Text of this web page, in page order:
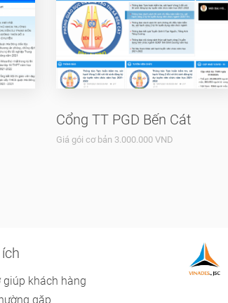
Cổng TT PGD Bến Cát
Giá gói cơ bản 3.000.000 VND
khách hàng
gặp